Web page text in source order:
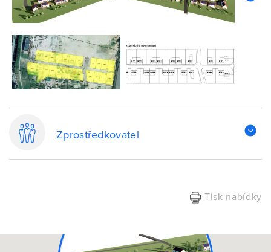
Zprostředkovatel
Tisk nabídky